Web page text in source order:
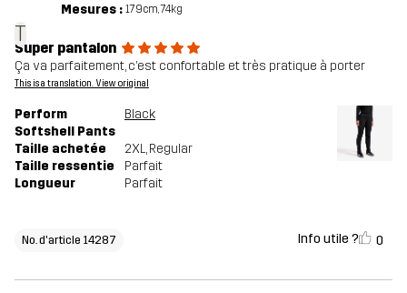
T
Mesures : 179cm, 74kg
Super pantalon
Ça va parfaitement, c’est confortable et très pratique à porter
This is a translation. View original
Perform
Softshell Pants
Black
Taille achetée 2XL, Regular
Taille ressentie
Parfait
Longueur
Parfait
No. d'article 14287 Info utile ? 0